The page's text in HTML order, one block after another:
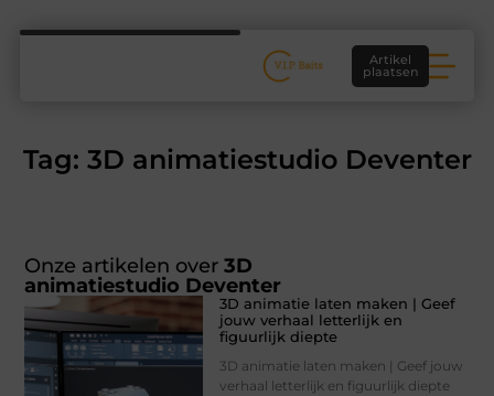
Artikel
plaatsen
Tag: 3D animatiestudio Deventer
Onze artikelen over3D
animatiestudio Deventer
3D animatie laten maken | Geef
jouw verhaal letterlijk en
figuurlijk diepte
3D animatie laten maken | Geef jouw
verhaal letterlijk en figuurlijk diepte